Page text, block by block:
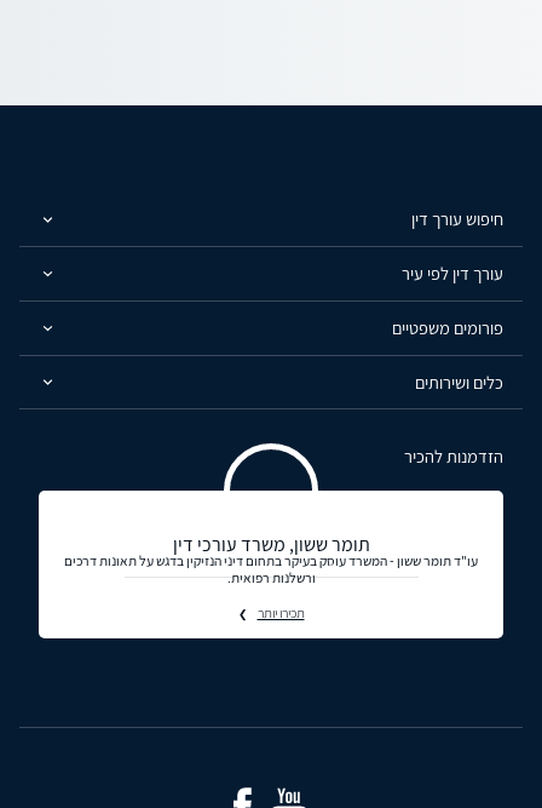
חיפוש עורך דין
עורך דין לפי עיר
פורומים משפטיים
כלים ושירותים
הזדמנות להכיר
תומר ששון, משרד עורכי דין
עו"ד תומר ששון​ - המשרד עוסק בעיקר בתחום דיני הנזיקין בדגש על תאונות דרכים
ורשלנות רפואית.
תכירו יותר